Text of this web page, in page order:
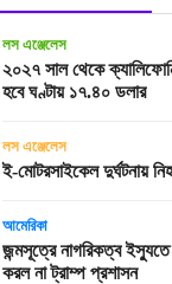
লস এঞ্জেলেস
২০২৭ সাল থেকে
হবে ঘণ্টায় ১৭.৪০ ডলার
লস এঞ্জেলেস
ই-মোটরসাইকেল দুর্ঘটনায়
আমেরিকা
জন্মসূত্রে নাগরিকত্ব
করল না ট্রাম্প প্রশাসন